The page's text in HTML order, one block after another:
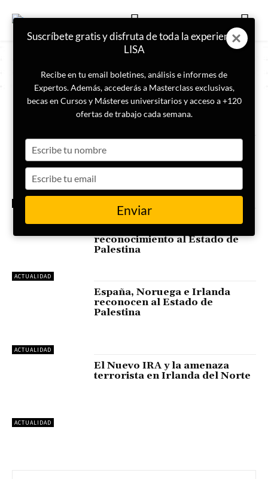
ETIQUETA
Irlanda
La geopolítica de la mitología:
cuando lo sagrado dicta la
política
ACTUALIDAD
Israel llama a consultas a su
reconocimiento al Estado de
Palestina
ACTUALIDAD
España, Noruega e Irlanda
reconocen al Estado de
Palestina
ACTUALIDAD
El Nuevo IRA y la amenaza
terrorista en Irlanda del Norte
Suscríbete gratis y disfruta de toda la experiencia
LISA
Recibe en tu email boletines, análisis e informes de
Expertos. Además, accederás a Masterclass exclusivas,
becas en Cursos y Másteres universitarios y acceso a +120
ofertas de trabajo cada semana.
your
name
your
email
Enviar